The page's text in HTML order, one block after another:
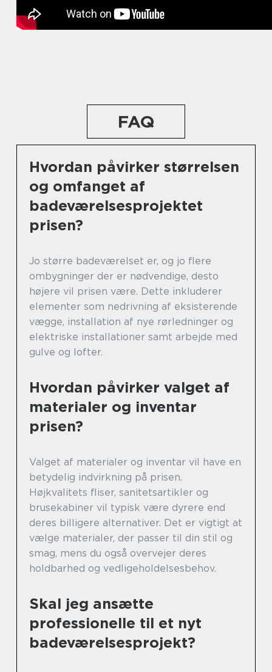
FAQ
Hvordan påvirker størrelsen
og omfanget af
badeværelsesprojektet
prisen?
Jo større badeværelset er, og jo flere
ombygninger der er nødvendige, desto
højere vil prisen være. Dette inkluderer
elementer som nedrivning af eksisterende
vægge, installation af nye rørledninger og
elektriske installationer samt arbejde med
gulve og lofter.
Hvordan påvirker valget af
materialer og inventar
prisen?
Valget af materialer og inventar vil have en
betydelig indvirkning på prisen.
Højkvalitets fliser, sanitetsartikler og
brusekabiner vil typisk være dyrere end
deres billigere alternativer. Det er vigtigt at
vælge materialer, der passer til din stil og
smag, mens du også overvejer deres
holdbarhed og vedligeholdelsesbehov.
Skal jeg ansætte
professionelle til et nyt
badeværelsesprojekt?